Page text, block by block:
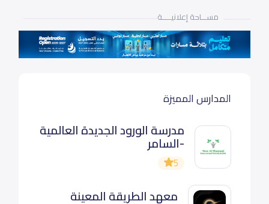
مســـاحة إعلانيـــــة
المدارس المميزة
مدرسة الورود الجديدة العالمية
-السامر
5
معهد الطريقة المعينة